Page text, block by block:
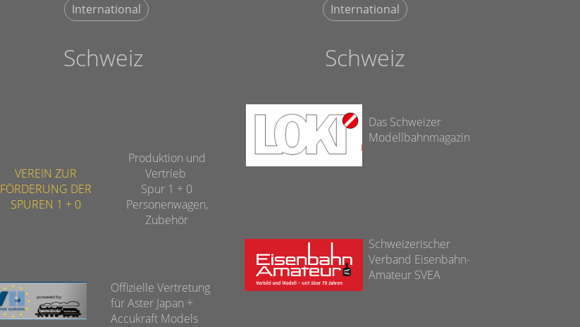
International
Schweiz
VEREIN ZUR
FÖRDERUNG DER
SPUREN 1 + 0
Produktion und
Vertrieb
Spur 1 + 0
Personenwagen,
Zubehör
Offizielle Vertretung
für Aster Japan +
Accukraft Models
International
Schweiz
Das Schweizer
Modellbahnmagazin
Schweizerischer
Verband Eisenbahn-
Amateur SVEA